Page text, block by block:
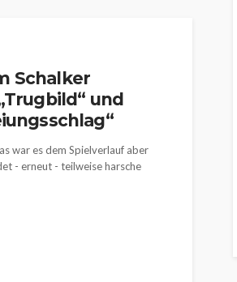
Schalker
und
war es dem Spielverlauf aber
- erneut - teilweise harsche